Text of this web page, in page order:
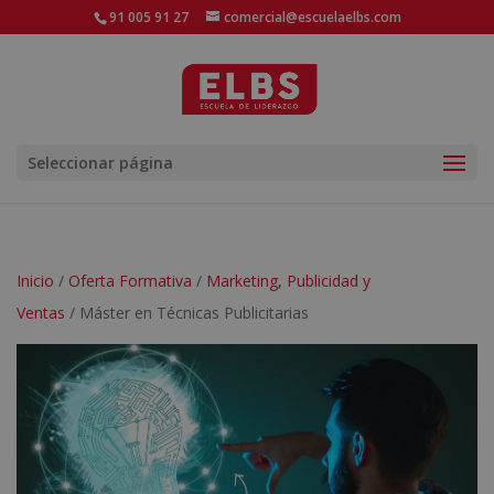
91 005 91 27 comercial@escuelaelbs.com
Seleccionar página
Inicio / Oferta Formativa / Marketing, Publicidad y
Ventas / Máster en Técnicas Publicitarias